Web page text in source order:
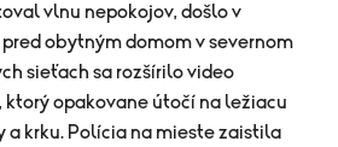
vlnu nepokojov, došlo v
obytným domom v severnom
sieťach sa rozšírilo video
opakovane útočí na ležiacu
krku. Polícia na mieste zaistila